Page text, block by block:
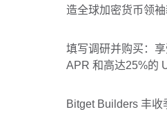
造全球加密货币领
填写调研并购买：
APR 和高达25%的
Bitget Builders 丰收